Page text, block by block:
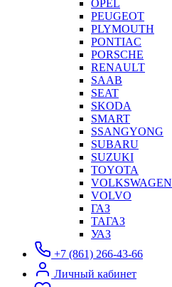
OPEL
PEUGEOT
PLYMOUTH
PONTIAC
PORSCHE
RENAULT
SAAB
SEAT
SKODA
SMART
SSANGYONG
SUBARU
SUZUKI
TOYOTA
VOLKSWAGEN
VOLVO
ГАЗ
ТАГАЗ
УАЗ
+7 (861) 266-43-66
Личный кабинет